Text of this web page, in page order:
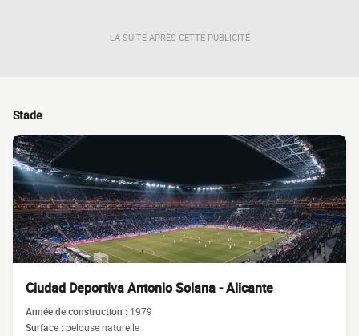
LA SUITE APRÈS CETTE PUBLICITÉ
Stade
Ciudad Deportiva Antonio Solana - Alicante
Année de construction : 1979
Surface :pelouse naturelle